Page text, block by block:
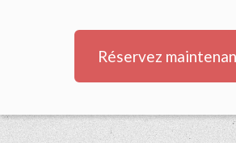
Réservez